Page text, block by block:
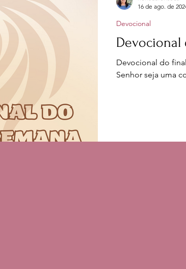
Devocional
Devocional do
Senhor seja uma
Devocional
16 de ago. de